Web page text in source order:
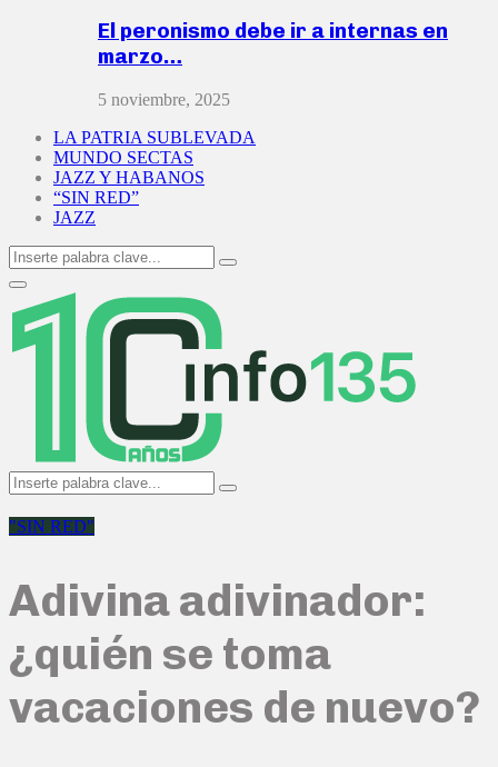
El peronismo debe ir a internas en
marzo…
5 noviembre, 2025
LA PATRIA SUBLEVADA
MUNDO SECTAS
JAZZ Y HABANOS
“SIN RED”
JAZZ
Search
for:
Search
Primary
Menu
Search
for:
Search
"SIN RED"
Adivina adivinador:
¿quién se toma
vacaciones de nuevo?